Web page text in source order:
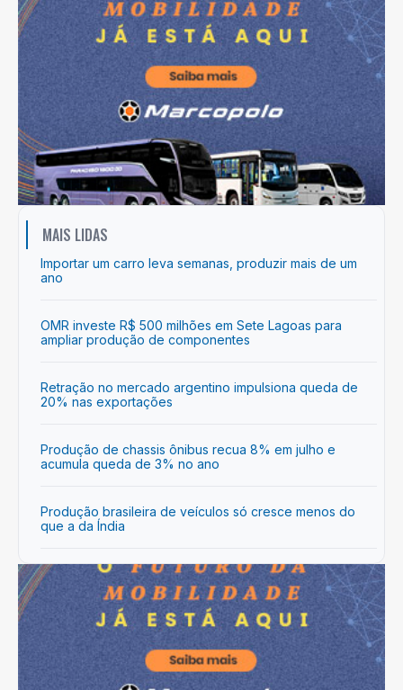
MAIS LIDAS
Importar um carro leva semanas, produzir mais de um
ano
OMR investe R$ 500 milhões em Sete Lagoas para
ampliar produção de componentes
Retração no mercado argentino impulsiona queda de
20% nas exportações
Produção de chassis ônibus recua 8% em julho e
acumula queda de 3% no ano
Produção brasileira de veículos só cresce menos do
que a da Índia